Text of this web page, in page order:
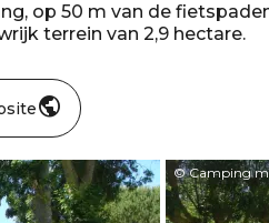
op 50 m van de
terrein van 2,9 hectare.
© Camping